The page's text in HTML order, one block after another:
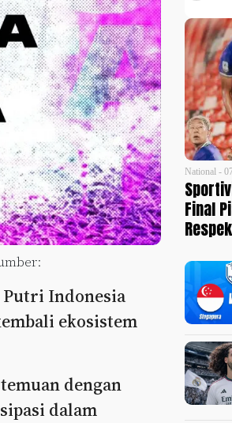
Putri Indonesia
ekosistem
dengan
dalam
National -
Final